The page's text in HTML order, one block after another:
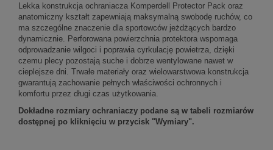
Lekka konstrukcja ochraniacza Komperdell Protector Pack oraz
anatomiczny kształt zapewniają maksymalną swobodę ruchów, co
ma szczególne znaczenie dla sportowców jeżdżących bardzo
dynamicznie. Perforowana powierzchnia protektora wspomaga
odprowadzanie wilgoci i poprawia cyrkulację powietrza, dzięki
czemu plecy pozostają suche i dobrze wentylowane nawet w
cieplejsze dni. Trwałe materiały oraz wielowarstwowa konstrukcja
gwarantują zachowanie pełnych właściwości ochronnych i
komfortu przez długi czas użytkowania.
Dokładne rozmiary ochraniaczy podane są w tabeli rozmiarów
dostępnej po kliknięciu w przycisk "Wymiary".